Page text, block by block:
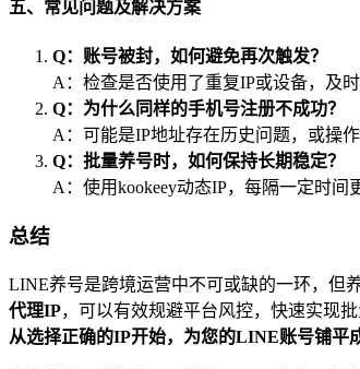
五、常见问题及解决方案
Q：账号被封，如何避免再次触发？
A：检查是否使用了重复IP或设备，及
Q：为什么同样的手机号注册不成功？
A：可能是IP地址存在历史问题，或操
Q：批量养号时，如何保持长期稳定？
A：使用kookeey动态IP，每隔一定时间
总结
LINE养号是跨境运营中不可或缺的一环，但
代理IP，可以有效规避平台风控，快速实现批
从选择正确的IP开始，为您的LINE账号铺平